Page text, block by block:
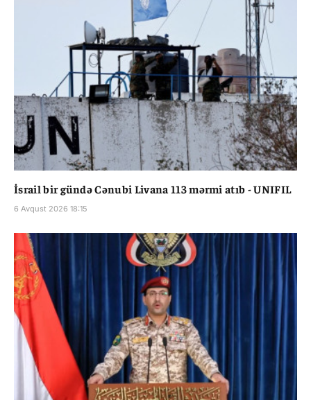
İsrail bir gündə Cənubi Livana 113 mərmi atıb - UNIFIL
6 Avqust 2026 18:15